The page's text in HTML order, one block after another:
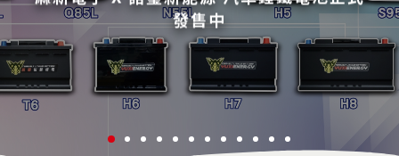
發售中
鐵電池市場
全館免運公告
ST系列 現正熱賣中!!
出貨時間公告
SP救車行動電源全新升級
嚴防詐騙
四季通用冷暖坐墊-清涼販售中
新增EFB電池專屬充電模式與3分鐘螢幕休眠模
式，使用更直覺更便利!
積極於拓展電子電器產品的開發，並提供客戶產
品ODM或OEM服務
積極於拓展電子電器產品的開發，並提供客戶產
品ODM或OEM服務
WAGAN CORPORATION美國知名汽車配件製
造商